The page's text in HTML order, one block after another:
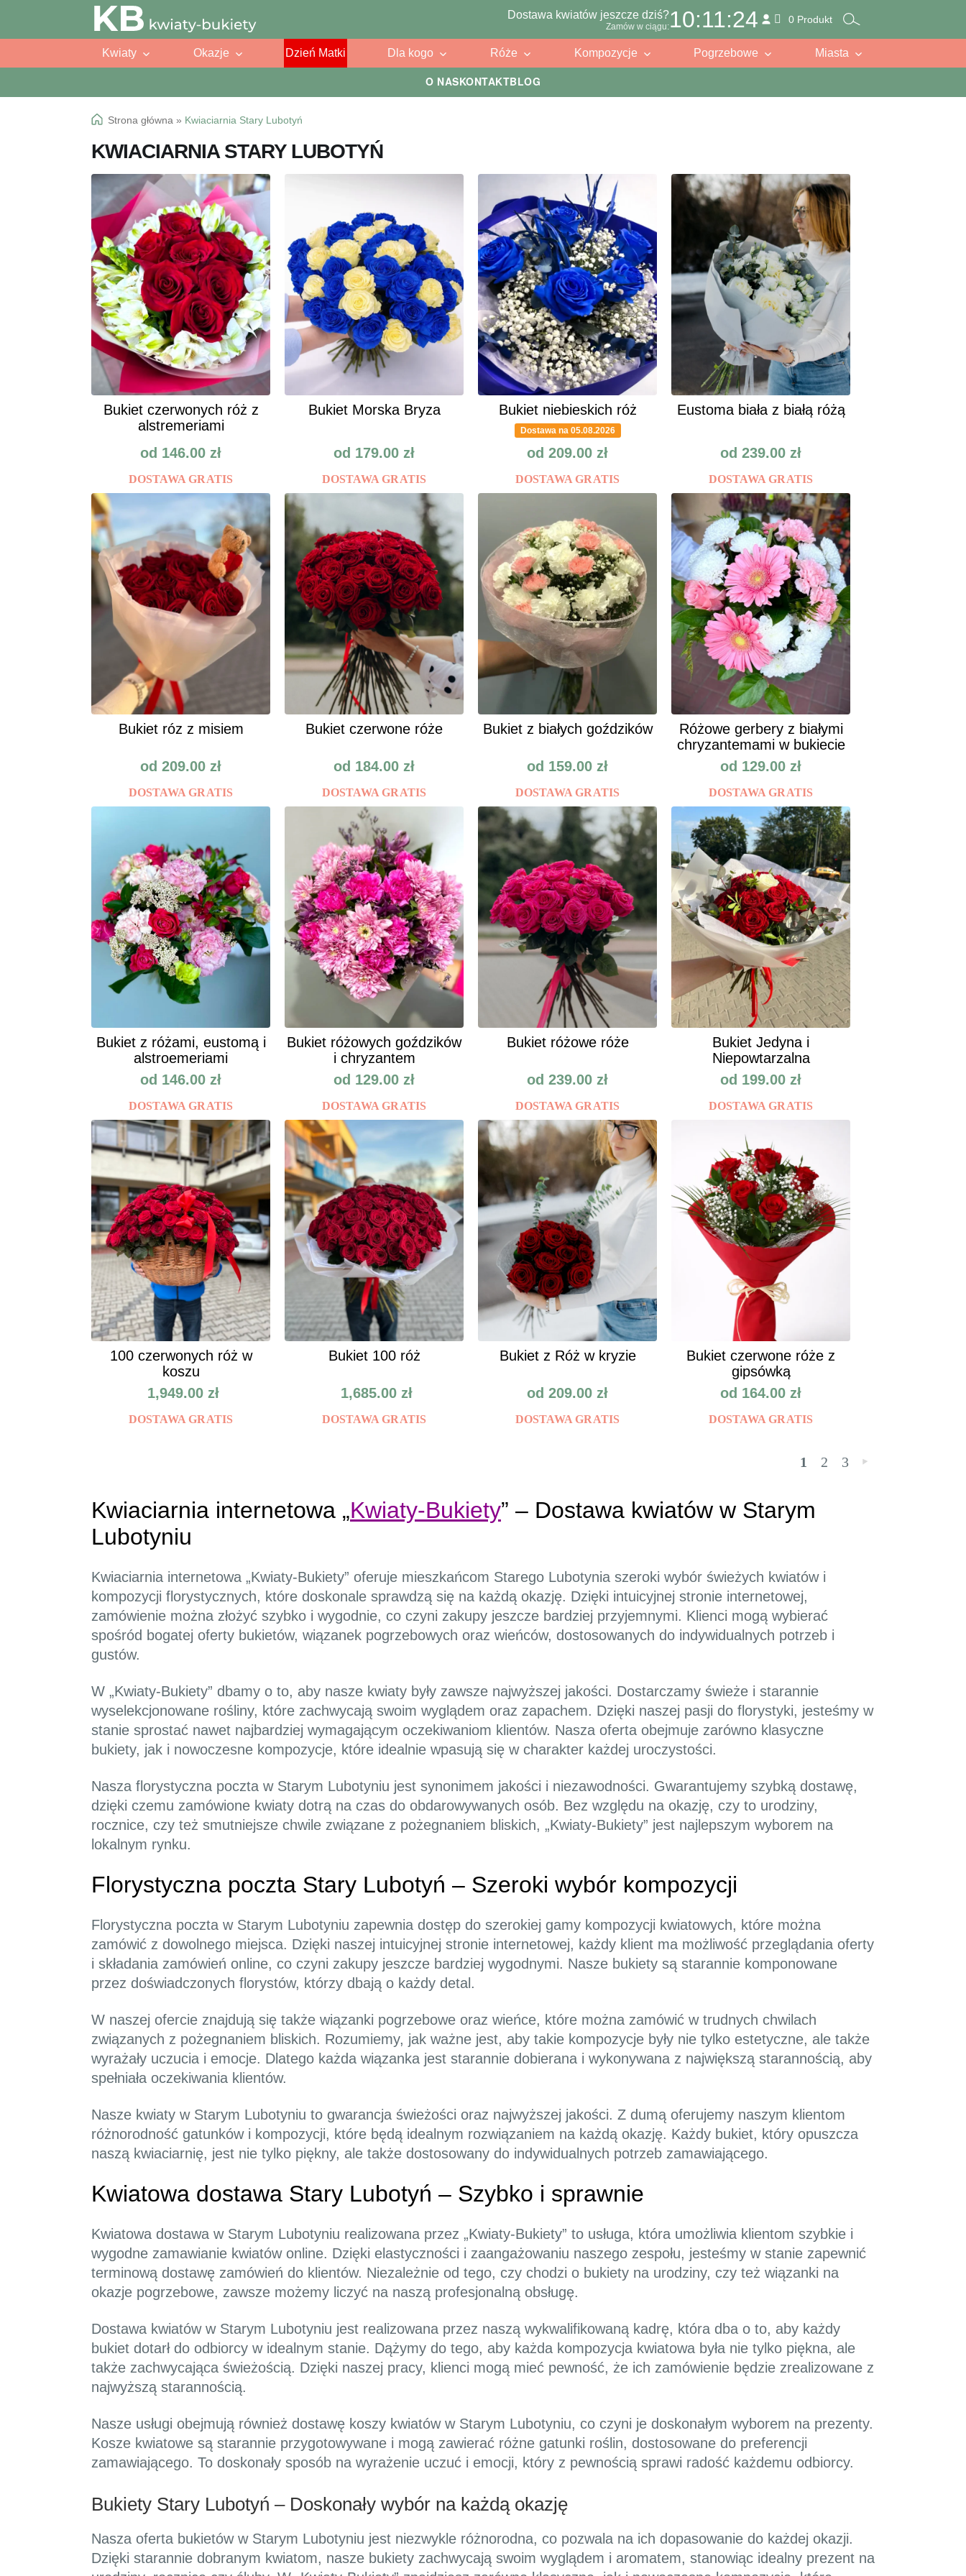
O NASKONTAKTBLOG
Przejdź
do
Przejdź
do
Dostawa kwiatów jeszcze dziś?
Zamów w ciągu:10:11:23 0 Produkt
Kwiaty Okazje Dzień Matki Dla kogo Róże Kompozycje Pogrzebowe Miasta
Strona główna » Kwiaciarnia Stary Lubotyń
KWIACIARNIA STARY LUBOTYŃ
Bukiet czerwonych róż z
alstremeriami
od 146.00 zł
DOSTAWA GRATIS
Bukiet Morska Bryza
od 179.00 zł
DOSTAWA GRATIS
Bukiet niebieskich róż
Dostawa na 05.08.2026
od 209.00 zł
DOSTAWA GRATIS
Eustoma biała z białą różą
od 239.00 zł
DOSTAWA GRATIS
Bukiet róz z misiem
od 209.00 zł
DOSTAWA GRATIS
Bukiet czerwone róże
od 184.00 zł
DOSTAWA GRATIS
Bukiet z białych goździków
od 159.00 zł
DOSTAWA GRATIS
Różowe gerbery z białymi
chryzantemami w bukiecie
od 129.00 zł
DOSTAWA GRATIS
Bukiet z różami, eustomą i
alstroemeriami
od 146.00 zł
DOSTAWA GRATIS
Bukiet różowych goździków
i chryzantem
od 129.00 zł
DOSTAWA GRATIS
Bukiet różowe róże
od 239.00 zł
DOSTAWA GRATIS
Bukiet Jedyna i
Niepowtarzalna
od 199.00 zł
DOSTAWA GRATIS
100 czerwonych róż w
koszu
1,949.00 zł
DOSTAWA GRATIS
Bukiet 100 róż
1,685.00 zł
DOSTAWA GRATIS
Bukiet z Róż w kryzie
od 209.00 zł
DOSTAWA GRATIS
Bukiet czerwone róże z
gipsówką
od 164.00 zł
DOSTAWA GRATIS
1 2 3 »
Kwiaciarnia internetowa „Kwiaty-Bukiety” – Dostawa kwiatów w Starym
Lubotyniu
Kwiaciarnia internetowa „Kwiaty-Bukiety” oferuje mieszkańcom Starego Lubotynia szeroki wybór świeżych kwiatów i
kompozycji florystycznych, które doskonale sprawdzą się na każdą okazję. Dzięki intuicyjnej stronie internetowej,
zamówienie można złożyć szybko i wygodnie, co czyni zakupy jeszcze bardziej przyjemnymi. Klienci mogą wybierać
spośród bogatej oferty bukietów, wiązanek pogrzebowych oraz wieńców, dostosowanych do indywidualnych potrzeb i
gustów.
W „Kwiaty-Bukiety” dbamy o to, aby nasze kwiaty były zawsze najwyższej jakości. Dostarczamy świeże i starannie
wyselekcjonowane rośliny, które zachwycają swoim wyglądem oraz zapachem. Dzięki naszej pasji do florystyki, jesteśmy w
stanie sprostać nawet najbardziej wymagającym oczekiwaniom klientów. Nasza oferta obejmuje zarówno klasyczne
bukiety, jak i nowoczesne kompozycje, które idealnie wpasują się w charakter każdej uroczystości.
Nasza florystyczna poczta w Starym Lubotyniu jest synonimem jakości i niezawodności. Gwarantujemy szybką dostawę,
dzięki czemu zamówione kwiaty dotrą na czas do obdarowywanych osób. Bez względu na okazję, czy to urodziny,
rocznice, czy też smutniejsze chwile związane z pożegnaniem bliskich, „Kwiaty-Bukiety” jest najlepszym wyborem na
lokalnym rynku.
Florystyczna poczta Stary Lubotyń – Szeroki wybór kompozycji
Florystyczna poczta w Starym Lubotyniu zapewnia dostęp do szerokiej gamy kompozycji kwiatowych, które można
zamówić z dowolnego miejsca. Dzięki naszej intuicyjnej stronie internetowej, każdy klient ma możliwość przeglądania oferty
i składania zamówień online, co czyni zakupy jeszcze bardziej wygodnymi. Nasze bukiety są starannie komponowane
przez doświadczonych florystów, którzy dbają o każdy detal.
W naszej ofercie znajdują się także wiązanki pogrzebowe oraz wieńce, które można zamówić w trudnych chwilach
związanych z pożegnaniem bliskich. Rozumiemy, jak ważne jest, aby takie kompozycje były nie tylko estetyczne, ale także
wyrażały uczucia i emocje. Dlatego każda wiązanka jest starannie dobierana i wykonywana z największą starannością, aby
spełniała oczekiwania klientów.
Nasze kwiaty w Starym Lubotyniu to gwarancja świeżości oraz najwyższej jakości. Z dumą oferujemy naszym klientom
różnorodność gatunków i kompozycji, które będą idealnym rozwiązaniem na każdą okazję. Każdy bukiet, który opuszcza
naszą kwiaciarnię, jest nie tylko piękny, ale także dostosowany do indywidualnych potrzeb zamawiającego.
Kwiatowa dostawa Stary Lubotyń – Szybko i sprawnie
Kwiatowa dostawa w Starym Lubotyniu realizowana przez „Kwiaty-Bukiety” to usługa, która umożliwia klientom szybkie i
wygodne zamawianie kwiatów online. Dzięki elastyczności i zaangażowaniu naszego zespołu, jesteśmy w stanie zapewnić
terminową dostawę zamówień do klientów. Niezależnie od tego, czy chodzi o bukiety na urodziny, czy też wiązanki na
okazje pogrzebowe, zawsze możemy liczyć na naszą profesjonalną obsługę.
Dostawa kwiatów w Starym Lubotyniu jest realizowana przez naszą wykwalifikowaną kadrę, która dba o to, aby każdy
bukiet dotarł do odbiorcy w idealnym stanie. Dążymy do tego, aby każda kompozycja kwiatowa była nie tylko piękna, ale
także zachwycająca świeżością. Dzięki naszej pracy, klienci mogą mieć pewność, że ich zamówienie będzie zrealizowane z
najwyższą starannością.
Nasze usługi obejmują również dostawę koszy kwiatów w Starym Lubotyniu, co czyni je doskonałym wyborem na prezenty.
Kosze kwiatowe są starannie przygotowywane i mogą zawierać różne gatunki roślin, dostosowane do preferencji
zamawiającego. To doskonały sposób na wyrażenie uczuć i emocji, który z pewnością sprawi radość każdemu odbiorcy.
Bukiety Stary Lubotyń – Doskonały wybór na każdą okazję
Nasza oferta bukietów w Starym Lubotyniu jest niezwykle różnorodna, co pozwala na ich dopasowanie do każdej okazji.
Dzięki starannie dobranym kwiatom, nasze bukiety zachwycają swoim wyglądem i aromatem, stanowiąc idealny prezent na